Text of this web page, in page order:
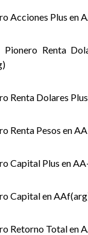
Acciones Plus en
Pionero Renta
Renta Dolares
Renta Pesos en
Capital Plus en
Capital en
Retorno Total en